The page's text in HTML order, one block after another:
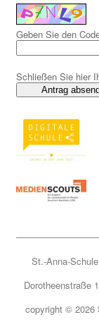
Geben Sie den
Schließen Sie hier
Antrag
St.-Anna-
Dorotheenstraße
copyright © 2026